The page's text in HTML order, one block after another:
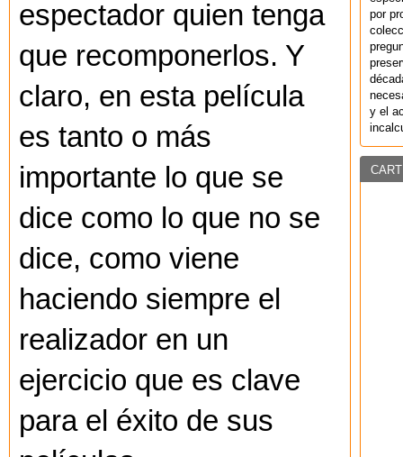
espectador quien tenga
que recomponerlos. Y
claro, en esta película
es tanto o más
importante lo que se
dice como lo que no se
dice, como viene
haciendo siempre el
realizador en un
ejercicio que es clave
para el éxito de sus
por
y el